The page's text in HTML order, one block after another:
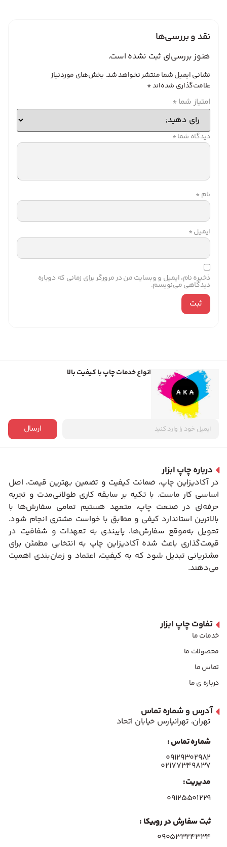
نقد و بررسی‌ها
هنوز بررسی‌ای ثبت نشده است.
نشانی ایمیل شما منتشر نخواهد شد. بخش‌های موردنیاز
علامت‌گذاری شده‌اند*
امتیاز شما *
دیدگاه شما*
نام *
ایمیل*
ذخیره نام، ایمیل و وبسایت من در مرورگر برای زمانی که دوباره
دیدگاهی می‌نویسم.
انواع خدمات چاپ با کیفیت بالا
ارسال
درباره چاپ ابزار
در آکادیزاین چاپ، ضمانت کیفیت و تضمین بهترین قیمت، اصل
اساسی کار ماست. با تکیه بر سابقه کاری طولانی‌مدت و تجربه
حرفه‌ای در صنعت چاپ، متعهد هستیم تمامی سفارش‌ها با
بالاترین استاندارد کیفی و مطابق با خواست مشتری انجام شود.
تحویل به‌موقع سفارش‌ها، پایبندی به تعهدات و شفافیت در
قیمت‌گذاری باعث شده آکادیزاین چاپ به انتخابی مطمئن برای
مشتریانی تبدیل شود که به کیفیت، اعتماد و زمان‌بندی اهمیت
می‌دهند.
تفاوت چاپ ابزار
خدمات ما
محصولات ما
تماس ما
درباره ی ما
آدرس و شماره تماس
تهران، تهرانپارس خیابان اتحاد
شماره تماس :
۰۹۱۲۹۳۰۲۹۸۲
۰۲۱۷۷۳۴۹۸۳۷
مدیریت:
۰۹۱۲۵۵۰۱۲۲۹
ثبت سفارش در روبیکا :
09053324334